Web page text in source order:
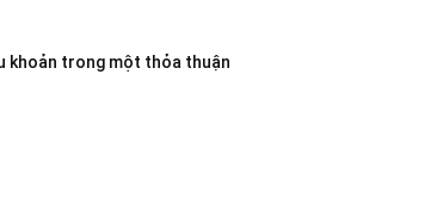
khoản trong một thỏa thuận